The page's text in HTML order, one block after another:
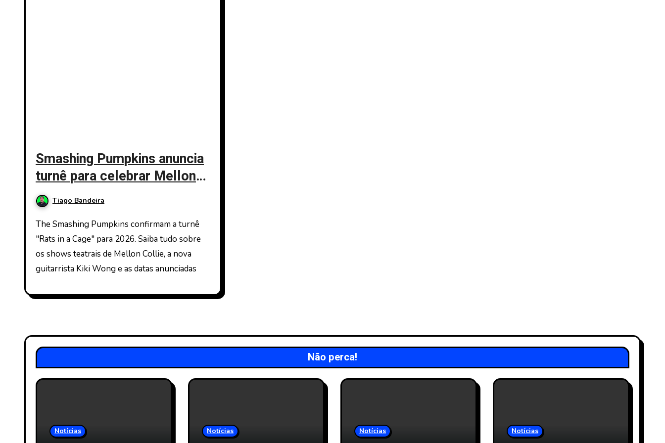
Smashing Pumpkins anuncia
turnê para celebrar Mellon
Collie and Inifinite Sadness
Tiago Bandeira
The Smashing Pumpkins confirmam a turnê
"Rats in a Cage" para 2026. Saiba tudo sobre
os shows teatrais de Mellon Collie, a nova
guitarrista Kiki Wong e as datas anunciadas
Não perca!
Notícias Notícias Notícias Notícias